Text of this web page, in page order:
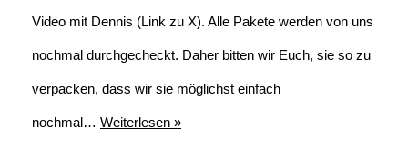
Video mit Dennis (Link zu X). Alle Pakete werden von uns
nochmal durchgecheckt. Daher bitten wir Euch, sie so zu
verpacken, dass wir sie möglichst einfach
nochmal… Weiterlesen »